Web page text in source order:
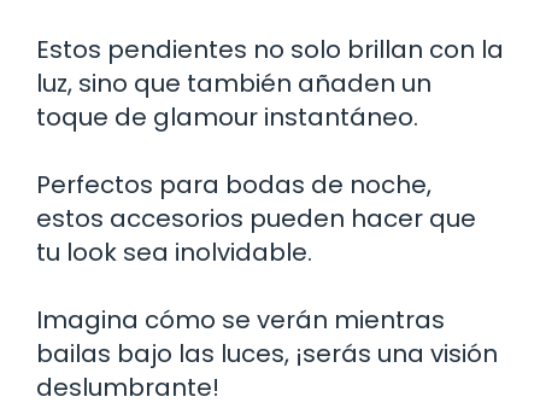
Estos pendientes no solo brillan con la
luz, sino que también añaden un
toque de glamour instantáneo.
Perfectos para bodas de noche,
estos accesorios pueden hacer que
tu look sea inolvidable.
Imagina cómo se verán mientras
bailas bajo las luces, ¡serás una visión
deslumbrante!